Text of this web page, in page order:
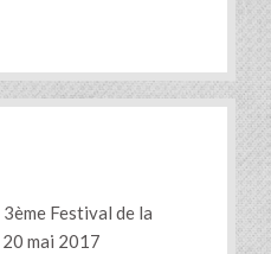
Festival de la
mai 2017